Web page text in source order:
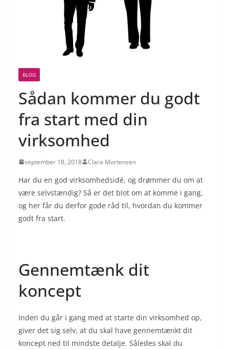
BLOG
Sådan kommer du godt
fra start med din
virksomhed
september 18, 2018 Clara Mortensen
Har du en god virksomhedsidé, og drømmer du om at
være selvstændig? Så er det blot om at komme i gang,
og her får du derfor gode råd til, hvordan du kommer
godt fra start.
Gennemtænk dit
koncept
Inden du går i gang med at starte din virksomhed op,
giver det sig selv, at du skal have gennemtænkt dit
koncept ned til mindste detalje. Således skal du